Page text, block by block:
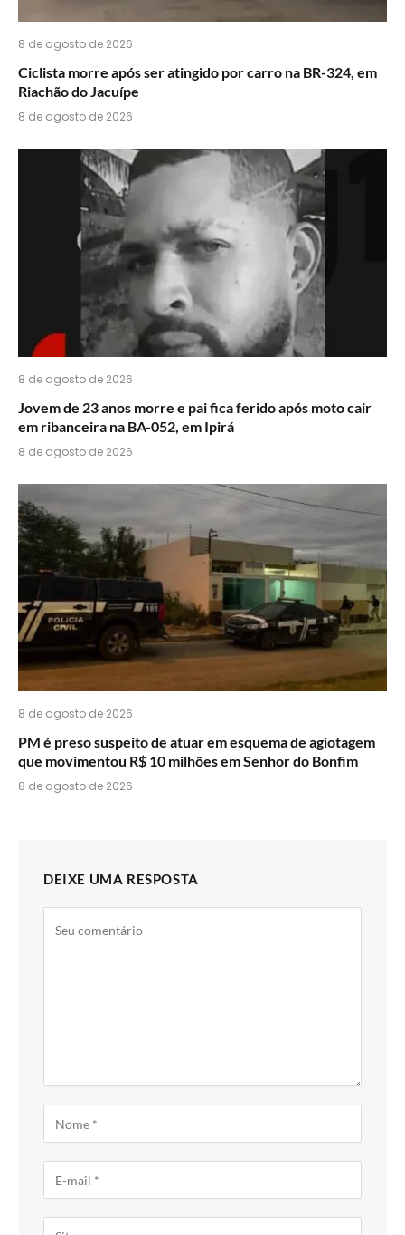
8 de agosto de 2026
Ciclista morre após ser atingido por carro na BR-324, em
Riachão do Jacuípe
8 de agosto de 2026
8 de agosto de 2026
Jovem de 23 anos morre e pai fica ferido após moto cair
em ribanceira na BA-052, em Ipirá
8 de agosto de 2026
8 de agosto de 2026
PM é preso suspeito de atuar em esquema de agiotagem
que movimentou R$ 10 milhões em Senhor do Bonfim
8 de agosto de 2026
DEIXE UMA RESPOSTA